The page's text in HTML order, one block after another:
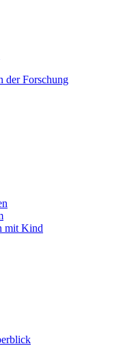
der Forschung
mit Kind